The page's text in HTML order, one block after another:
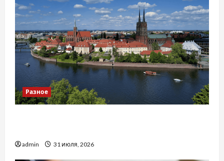
Разное
admin 31 июля, 2026